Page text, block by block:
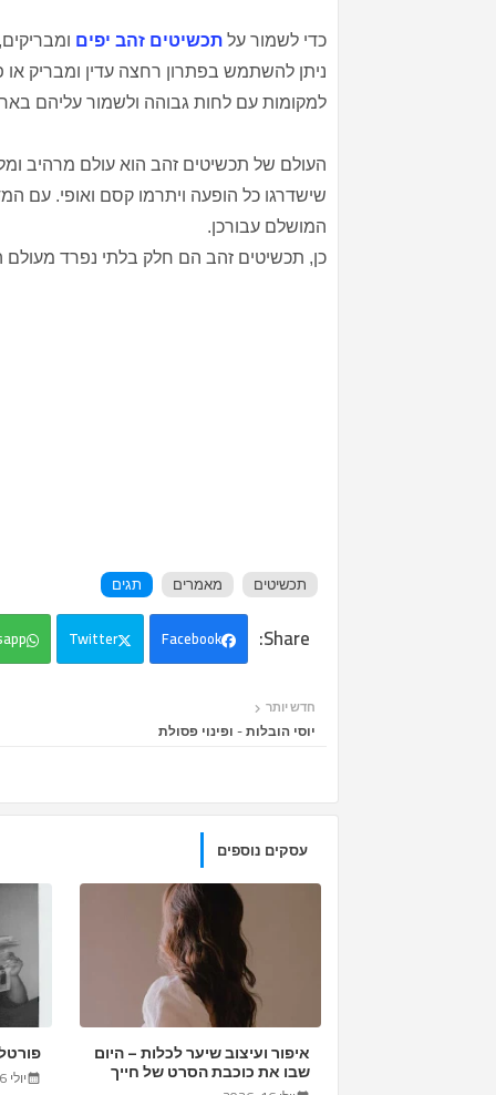
כדי לשמור על תכשיטים זהב יפים
ניתן להשתמש בפתרון רחצה עדין ומבריק
למקומות עם לחות גבוהה ולשמור עליהם
העולם של תכשיטים זהב הוא עולם מרהיב
שישדרגו כל הופעה ויתרמו קסם ואופי. עם
המושלם עבורכן.
כן, תכשיטים זהב הם חלק בלתי נפרד מעולם
תגים מאמרים תכשיטים
Facebook
Twitter
חדש יותר
יוסי הובלות - ופינוי פסולת
עסקים נוספים
איפור ועיצוב שיער לכלות – היום
שבו את כוכבת הסרט של חייך יולי 16, 2026